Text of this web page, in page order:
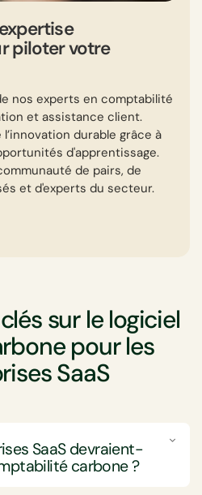
piloter votre
nos experts en comptabilité
et assistance client.
durable grâce à
d'apprentissage.
de pairs, de
et d'experts du secteur.
sur le logiciel
pour les
SaaS
SaaS devraient-
carbone ?